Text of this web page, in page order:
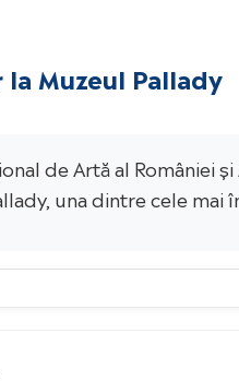
Muzeul Pallady
de Artă al României
una dintre cele mai